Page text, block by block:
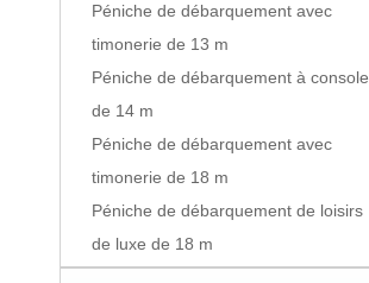
Péniche de débarquement avec
timonerie de 13 m
Péniche de débarquement à console
de 14 m
Péniche de débarquement avec
timonerie de 18 m
Péniche de débarquement de loisirs
de luxe de 18 m